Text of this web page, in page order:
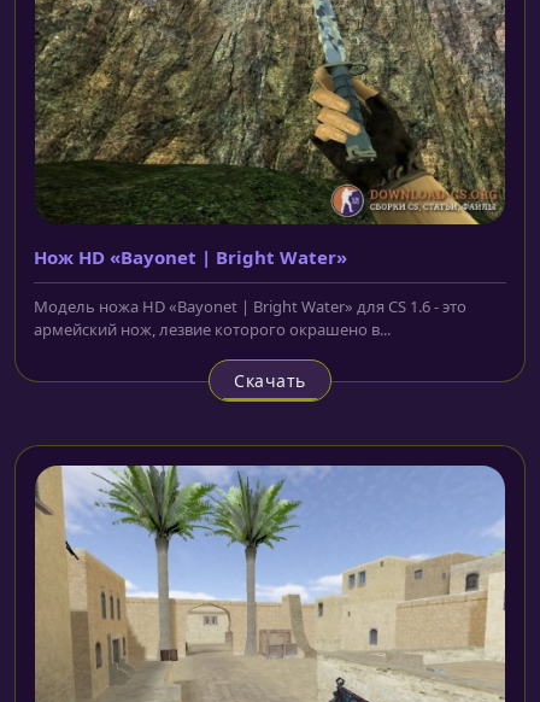
Нож HD «Bayonet | Bright Water»
Модель ножа HD «Bayonet | Bright Water» для CS 1.6 - это
армейский нож, лезвие которого окрашено в...
Скачать